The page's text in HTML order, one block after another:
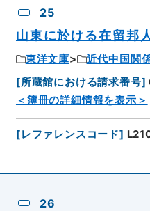
25
山東に於ける在留邦
東洋文庫
近代中国関
[所蔵館における請求番号]
＜簿冊の詳細情報を表示＞
[レファレンスコード]
26